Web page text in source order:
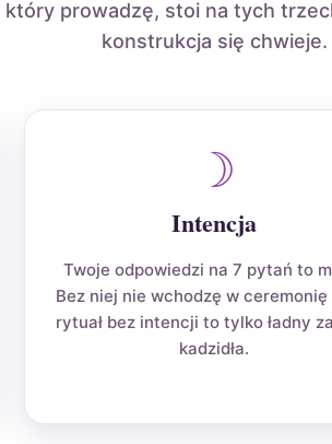
który prowadzę, stoi na tych
konstrukcja się chwieje.
☽
Intencja
Twoje odpowiedzi na 7 pytań to
Bez niej nie wchodzę w
rytuał bez intencji to tylko ładny
kadzidła.